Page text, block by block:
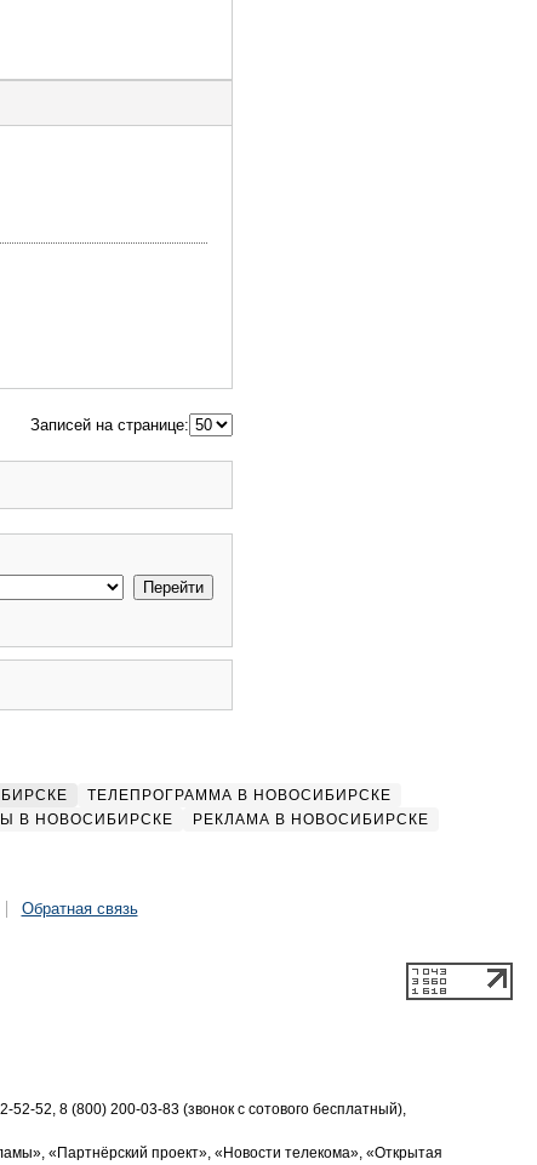
Записей на странице:
ТЕЛЕПРОГРАММА В НОВОСИБИРСКЕ
В НОВОСИБИРСКЕ РЕКЛАМА В НОВОСИБИРСКЕ
Обратная связь
52-52, 8 (800) 200-03-83 (звонок с сотового бесплатный),
«Партнёрский проект», «Новости телекома», «Открытая